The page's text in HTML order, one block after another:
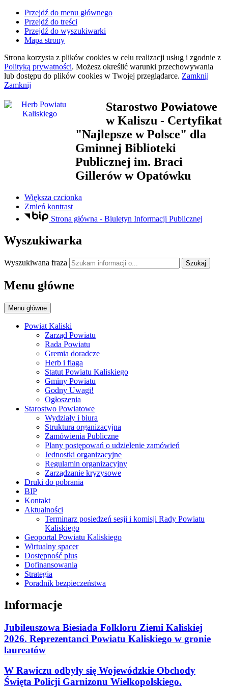
Przejdź do menu głównego
Przejdź do treści
Przejdź do wyszukiwarki
Mapa strony
Strona korzysta z plików cookies w celu realizacji usług i zgodnie z
Polityką prywatności. Możesz określić warunki przechowywania
lub dostępu do plików cookies w Twojej przeglądarce. Zamknij
Zamknij
Starostwo Powiatowe
w Kaliszu - Certyfikat
"Najlepsze w Polsce" dla
Gminnej Biblioteki
Publicznej im. Braci
Gillerów w Opatówku
Większa czcionka
Zmień kontrast
Strona główna - Biuletyn Informacji Publicznej
Wyszukiwarka
Wyszukiwana fraza Szukaj
Menu główne
Menu główne
Powiat Kaliski
Zarząd Powiatu
Rada Powiatu
Gremia doradcze
Herb i flaga
Statut Powiatu Kaliskiego
Gminy Powiatu
Godny Uwagi!
Ogłoszenia
Starostwo Powiatowe
Wydziały i biura
Struktura organizacyjna
Zamówienia Publiczne
Plany postępowań o udzielenie zamówień
Jednostki organizacyjne
Regulamin organizacyjny
Zarządzanie kryzysowe
Druki do pobrania
BIP
Kontakt
Aktualności
Terminarz posiedzeń sesji i komisji Rady Powiatu
Kaliskiego
Geoportal Powiatu Kaliskiego
Wirtualny spacer
Dostępność plus
Dofinansowania
Strategia
Poradnik bezpieczeństwa
Informacje
Jubileuszowa Biesiada Folkloru Ziemi Kaliskiej
2026. Reprezentanci Powiatu Kaliskiego w gronie
laureatów
W Rawiczu odbyły się Wojewódzkie Obchody
Święta Policji Garnizonu Wielkopolskiego.